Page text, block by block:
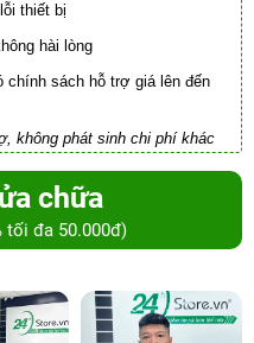
thiết bị
hài lòng
chính sách hỗ trợ giá lên đến
không phát sinh chi phí khác
chữa
tối đa 50.000đ)